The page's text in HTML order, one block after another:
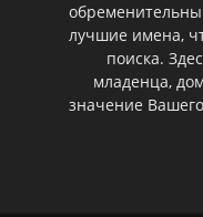
лучшие имена,
поиска.
младенца,
значение